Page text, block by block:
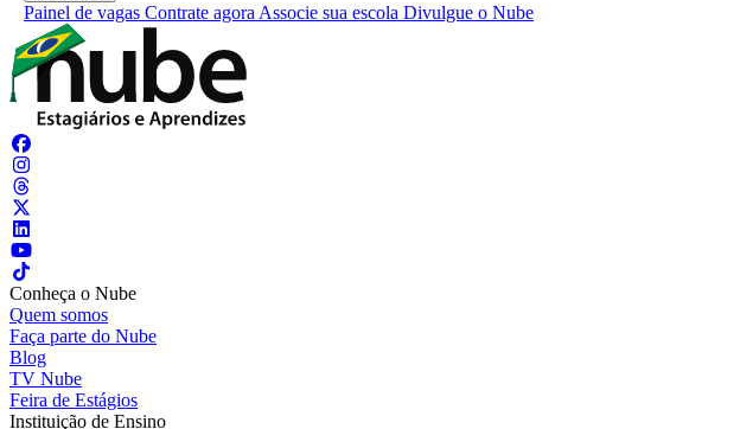
Painel de vagas Contrate agora Associe sua escola Divulgue o Nube
Conheça o Nube
Quem somos
Faça parte do Nube
Blog
TV Nube
Feira de Estágios
Instituição de Ensino